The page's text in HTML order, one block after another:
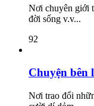
Nơi chuyên giới
đời sống v.v...
92
Chuyện bên
Nơi trao đổi